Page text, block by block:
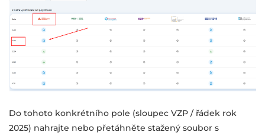
Do tohoto konkrétního pole (sloupec VZP / řádek rok
2025) nahrajte nebo přetáhněte stažený soubor s